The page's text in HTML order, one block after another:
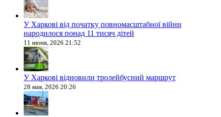
У Харкові від початку повномасштабної війни
народилося понад 11 тисяч дітей
11 июня, 2026 21:52
У Харкові відновили тролейбусний маршрут
28 мая, 2026 20:26